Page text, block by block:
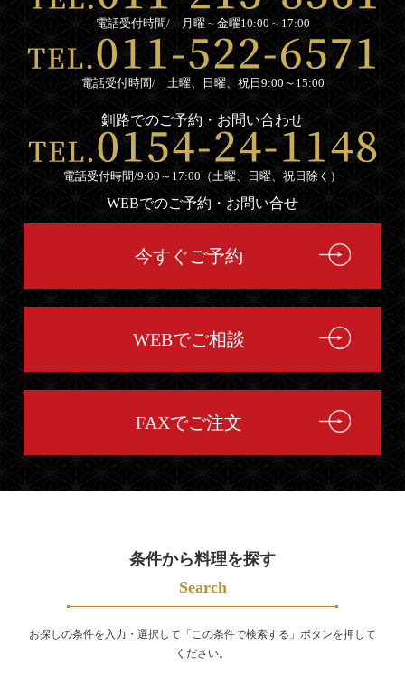
電話受付時間/ 月曜～金曜10:00～17:00
電話受付時間/ 土曜、日曜、祝日9:00～15:00
釧路でのご予約・お問い合わせ
電話受付時間/9:00～17:00（土曜、日曜、祝日除く）
WEBでのご予約・お問い合せ
今すぐご予約
WEBでご相談
FAXでご注文
条件から料理を探す
Search
お探しの条件を入力・選択して「この条件で検索する」ボタンを押して
ください。